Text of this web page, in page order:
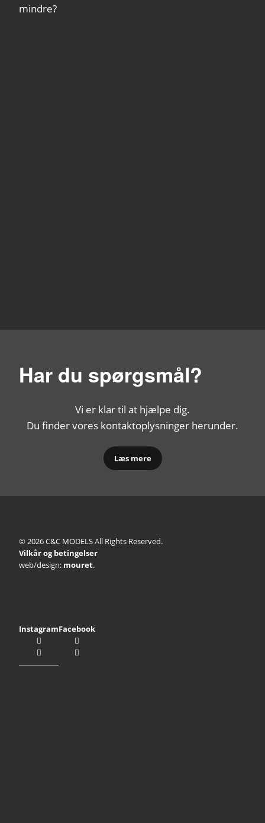
mindre?
Har du spørgsmål?
Vi er klar til at hjælpe dig.
Du finder vores kontaktoplysninger herunder.
Læs mere
© 2026 C&C MODELS All Rights Reserved.
Vilkår og betingelser
web/design: mouret.
InstagramFacebook